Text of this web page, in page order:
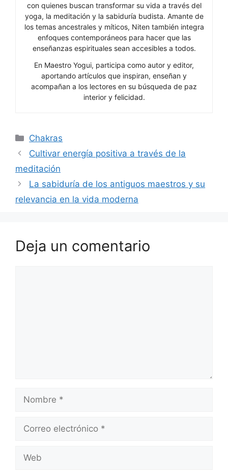
con quienes buscan transformar su vida a través del
yoga, la meditación y la sabiduría budista. Amante de
los temas ancestrales y míticos, Niten también integra
enfoques contemporáneos para hacer que las
enseñanzas espirituales sean accesibles a todos.
En Maestro Yogui, participa como autor y editor,
aportando artículos que inspiran, enseñan y
acompañan a los lectores en su búsqueda de paz
interior y felicidad.
Categorías
Chakras
Cultivar energía positiva a través de la
meditación
La sabiduría de los antiguos maestros y su
relevancia en la vida moderna
Deja un comentario
Nombre
Correo
Web